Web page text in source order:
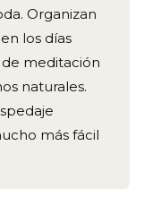
Organizan
los días
de meditación
naturales.
más fácil